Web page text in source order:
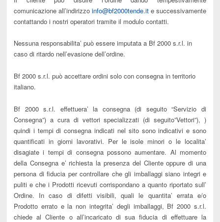
comunicazione all’indirizzo info@bf2000tende.it e successivamente
contattando i nostri operatori tramite il modulo contatti.
Nessuna responsabilita’ può essere imputata a Bf 2000 s.r.l. in
caso di ritardo nell’evasione dell’ordine.
Bf 2000 s.r.l. può accettare ordini solo con consegna in territorio
italiano.
Bf 2000 s.r.l. effettuera’ la consegna (di seguito “Servizio di
Consegna”) a cura di vettori specializzati (di seguito”Vettori”), )
quindi i tempi di consegna indicati nel sito sono indicativi e sono
quantificati in giorni lavorativi. Per le isole minori o le localita’
disagiate i tempi di consegna possono aumentare. Al momento
della Consegna e’ richiesta la presenza del Cliente oppure di una
persona di fiducia per controllare che gli imballaggi siano integri e
puliti e che i Prodotti ricevuti corrispondano a quanto riportato sull’
Ordine. In caso di difetti visibili, quali le quantita’ errata e/o
Prodotto errato e la non integrita’ degli imballaggi, Bf 2000 s.r.l.
chiede al Cliente o all’incaricato di sua fiducia di effettuare la